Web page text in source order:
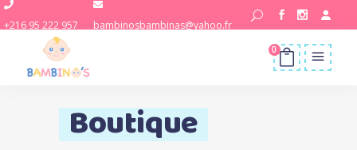
+216 95 222 957 bambinosbambinas@yahoo.fr
0
Boutique